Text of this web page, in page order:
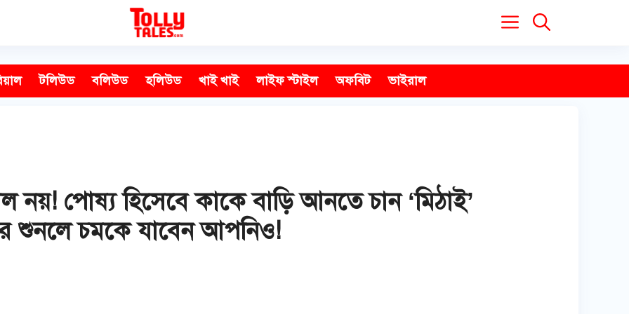
টলিউড বলিউড হলিউড খাই খাই লাইফ স্টাইল অফবিট ভাইরাল
নয়! পোষ্য হিসেবে কাকে বাড়ি আনতে চান ‘মিঠাই’
শুনলে চমকে যাবেন আপনিও!